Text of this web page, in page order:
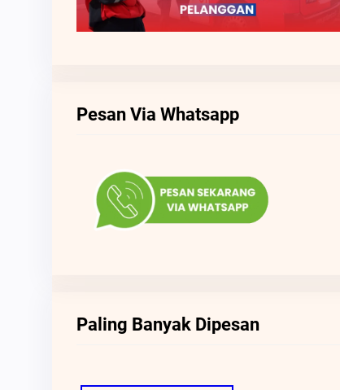
Pesan Via Whatsapp
Paling Banyak Dipesan